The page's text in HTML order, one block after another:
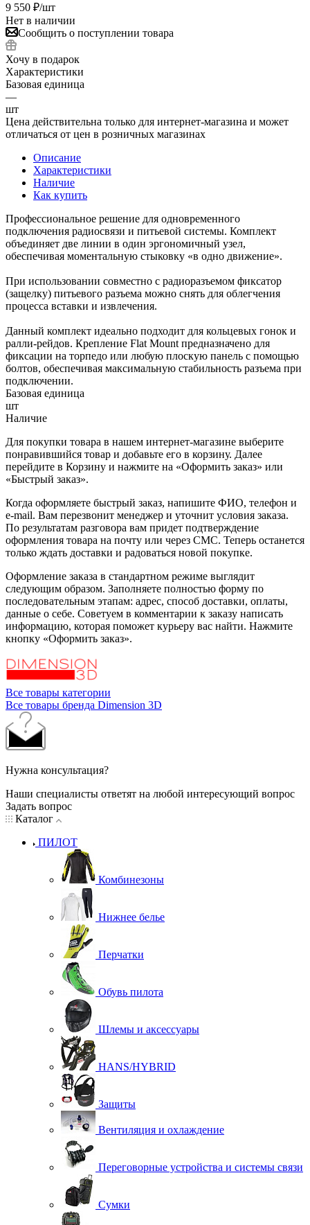
9 550 ₽/шт
Нет в наличии
Сообщить о поступлении товара
Хочу в подарок
Характеристики
Базовая единица
—
шт
Цена действительна только для интернет-магазина и может
отличаться от цен в розничных магазинах
Описание
Характеристики
Наличие
Как купить
Профессиональное решение для одновременного
подключения радиосвязи и питьевой системы. Комплект
объединяет две линии в один эргономичный узел,
обеспечивая моментальную стыковку «в одно движение».
При использовании совместно с радиоразъемом фиксатор
(защелку) питьевого разъема можно снять для облегчения
процесса вставки и извлечения.
Данный комплект идеально подходит для кольцевых гонок и
ралли-рейдов. Крепление Flat Mount предназначено для
фиксации на торпедо или любую плоскую панель с помощью
болтов, обеспечивая максимальную стабильность разъема при
подключении.
Базовая единица
шт
Наличие
Для покупки товара в нашем интернет-магазине выберите
понравившийся товар и добавьте его в корзину. Далее
перейдите в Корзину и нажмите на «Оформить заказ» или
«Быстрый заказ».
Когда оформляете быстрый заказ, напишите ФИО, телефон и
e-mail. Вам перезвонит менеджер и уточнит условия заказа.
По результатам разговора вам придет подтверждение
оформления товара на почту или через СМС. Теперь останется
только ждать доставки и радоваться новой покупке.
Оформление заказа в стандартном режиме выглядит
следующим образом. Заполняете полностью форму по
последовательным этапам: адрес, способ доставки, оплаты,
данные о себе. Советуем в комментарии к заказу написать
информацию, которая поможет курьеру вас найти. Нажмите
кнопку «Оформить заказ».
Все товары категории
Все товары бренда Dimension 3D
Нужна консультация?
Наши специалисты ответят на любой интересующий вопрос
Задать вопрос
Каталог
ПИЛОТ
Комбинезоны
Нижнее белье
Перчатки
Обувь пилота
Шлемы и аксессуары
HANS/HYBRID
Защиты
Вентиляция и охлаждение
Переговорные устройства и системы связи
Сумки